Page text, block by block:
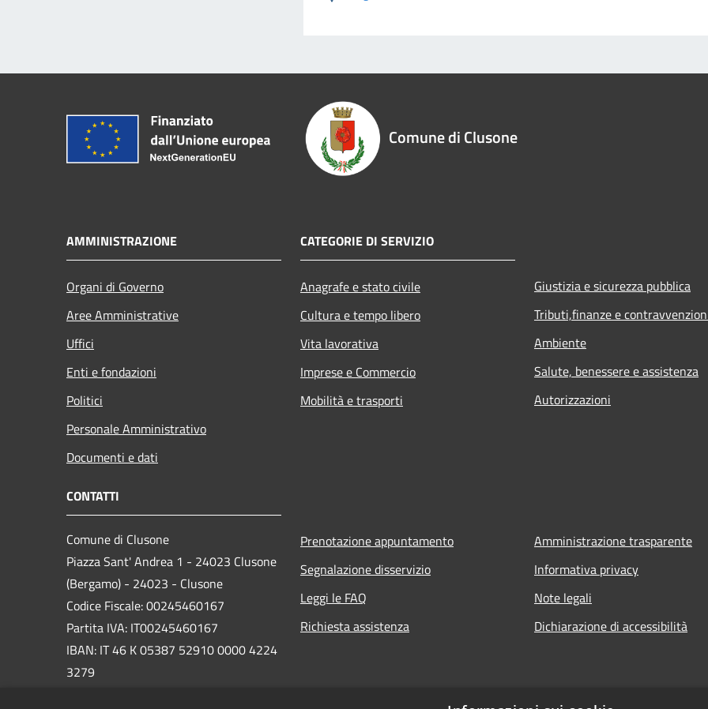
Comune di Clusone
AMMINISTRAZIONE
Organi di Governo
Aree Amministrative
Uffici
Enti e fondazioni
Politici
Personale Amministrativo
Documenti e dati
CATEGORIE DI SERVIZIO
Anagrafe e stato civile
Cultura e tempo libero
Vita lavorativa
Imprese e Commercio
Mobilità e trasporti
Giustizia e sicurezza pubblica
Tributi,finanze e
Ambiente
Salute, benessere e assistenza
Autorizzazioni
CONTATTI
Comune di Clusone
Piazza Sant' Andrea 1 - 24023 Clusone
(Bergamo) - 24023 - Clusone
Codice Fiscale: 00245460167
Partita IVA: IT00245460167
IBAN: IT 46 K 05387 52910 0000 4224
3279
Prenotazione appuntamento
Segnalazione disservizio
Leggi le FAQ
Richiesta assistenza
Amministrazione trasparente
Informativa privacy
Note legali
Dichiarazione di accessibilità